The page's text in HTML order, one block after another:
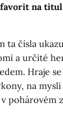
na
ta čísla
a určité
Hraje
na mysli
pohárovém